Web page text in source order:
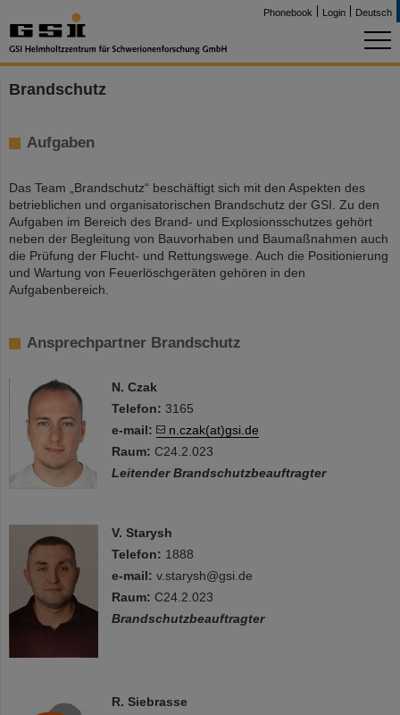
Phonebook Login Deutsch
Brandschutz
Aufgaben
Das Team „Brandschutz“ beschäftigt sich mit den Aspekten des
betrieblichen und organisatorischen Brandschutz der GSI. Zu den
Aufgaben im Bereich des Brand- und Explosionsschutzes gehört
neben der Begleitung von Bauvorhaben und Baumaßnahmen auch
die Prüfung der Flucht- und Rettungswege. Auch die Positionierung
und Wartung von Feuerlöschgeräten gehören in den
Aufgabenbereich.
Ansprechpartner Brandschutz
N. Czak
Telefon: 3165
e-mail:
n.czak(at)gsi.de
Raum: C24.2.023
Leitender Brandschutzbeauftragter
V. Starysh
Telefon: 1888
e-mail: v.starysh@gsi.de
Raum: C24.2.023
Brandschutzbeauftragter
R. Siebrasse